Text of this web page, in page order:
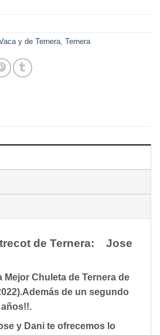
y de Ternera Ternera
de Ternera: Jose
Mejor Chuleta de Ternera de
de un segundo
y Dani te ofrecemos lo